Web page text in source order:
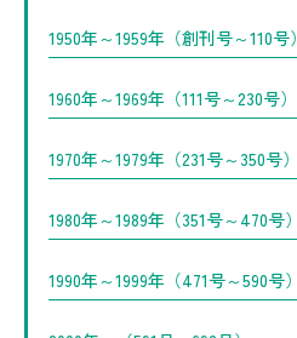
1950年～1959年（創刊号～110号）
1960年～1969年（111号～230号）
1970年～1979年（231号～350号）
1980年～1989年（351号～470号）
1990年～1999年（471号～590号）